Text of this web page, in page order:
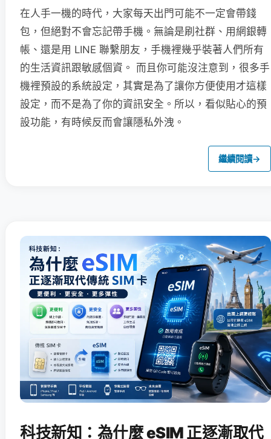
在人手一機的時代，大家每天出門可能不一定會帶錢
包，但絕對不會忘記帶手機。無論是刷社群、用網銀轉
帳、還是用 LINE 聯繫朋友，手機裡幾乎裝著人們所有
的生活資訊跟敏感個資。 而且你可能沒注意到，很多手
機裡預設的系統設定，其實是為了讓你方便使用才這樣
設定，而不是為了你的資訊安全。所以，看似貼心的預
設功能，有時候反而會讓隱私外洩。
繼續閱讀→
科技新知：為什麼 eSIM 正逐漸取代